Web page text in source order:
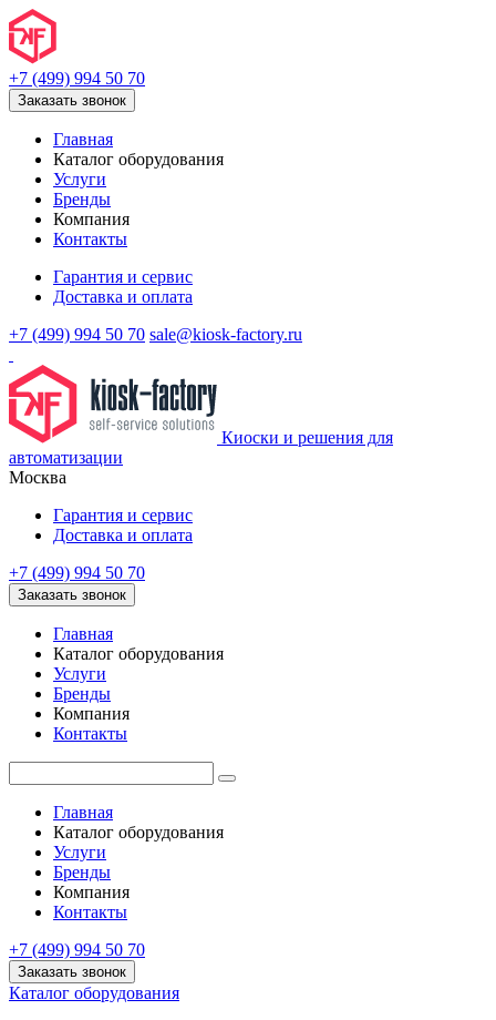
+7 (499) 994 50 70
Заказать звонок
Главная
Каталог оборудования
Услуги
Бренды
Компания
Контакты
Гарантия и сервис
Доставка и оплата
+7 (499) 994 50 70 sale@kiosk-factory.ru
Киоски и решения для
автоматизации
Москва
Гарантия и сервис
Доставка и оплата
+7 (499) 994 50 70
Заказать звонок
Главная
Каталог оборудования
Услуги
Бренды
Компания
Контакты
Главная
Каталог оборудования
Услуги
Бренды
Компания
Контакты
+7 (499) 994 50 70
Заказать звонок
Каталог оборудования